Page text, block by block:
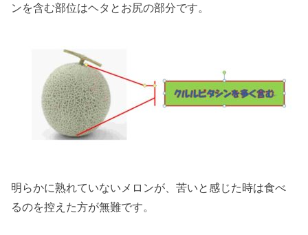
ンを含む部位はヘタとお尻の部分です。
明らかに熟れていないメロンが、苦いと感じた時は食べ
るのを控えた方が無難です。